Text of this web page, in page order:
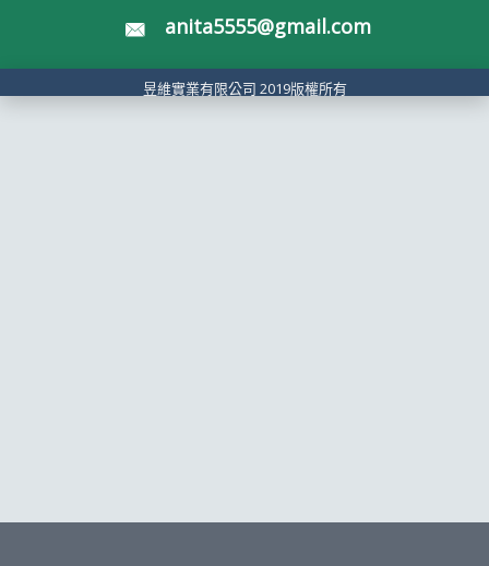
anita5555@gmail.com
昱維實業有限公司 2019版權所有